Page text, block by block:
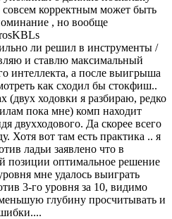
совсем корректным может быть
, но вообще
ли решил в инструменты /
и ставлю максимальный
интеллекта, а после выигрыша
как сходил бы стокфиш..
(двух ходовки я разбираю, редко
пока мне) комп находит
двухходового. Да скорее всего
Хотя вот там есть практика .. я
ладьи заявлено что в
позиции оптимальное решение
мне удалось выиграть
3-го уровня за 10, видимо
глубину просчитывать и